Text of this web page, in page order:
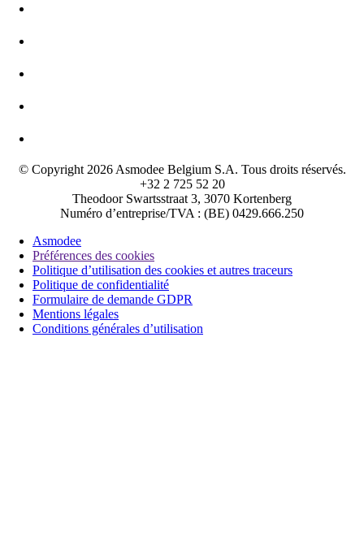
© Copyright 2026 Asmodee Belgium S.A. Tous droits réservés.
+32 2 725 52 20
Theodoor Swartsstraat 3, 3070 Kortenberg
Numéro d’entreprise/TVA : (BE) 0429.666.250
Asmodee
Préférences des cookies
Politique d’utilisation des cookies et autres traceurs
Politique de confidentialité
Formulaire de demande GDPR
Mentions légales
Conditions générales d’utilisation